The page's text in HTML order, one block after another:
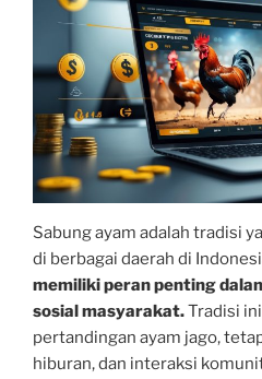
Sabung ayam adalah tradisi
di berbagai daerah di
memiliki peran penting
sosial masyarakat.Tradisi
pertandingan ayam jago,
hiburan, dan interaksi